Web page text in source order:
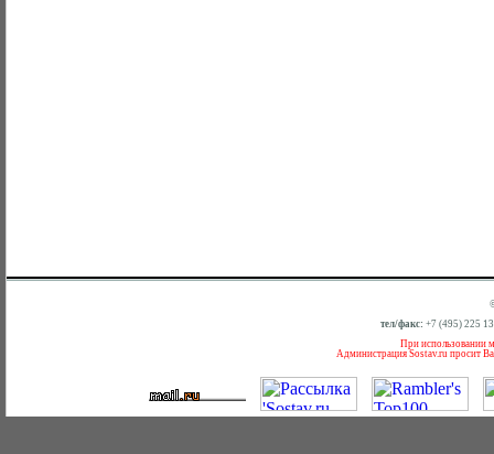
тел/факс: +7 (495) 225
При использовании
Администрация Sostav.ru просит